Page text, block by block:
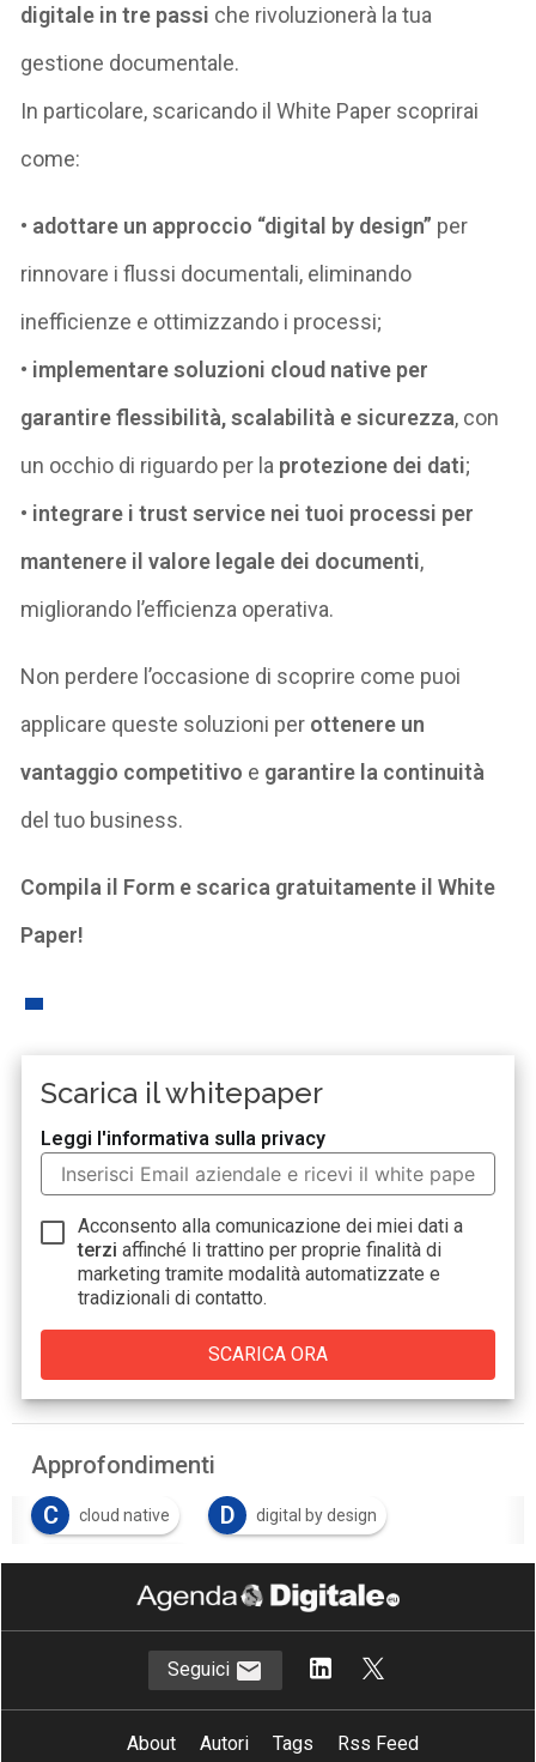
digitale in tre passi che rivoluzionerà la tua
gestione documentale.
In particolare, scaricando il White Paper scoprirai
come:
• adottare un approccio “digital by design” per
rinnovare i flussi documentali, eliminando
inefficienze e ottimizzando i processi;
• implementare soluzioni cloud native per
garantire flessibilità, scalabilità e sicurezza, con
un occhio di riguardo per la protezione dei dati;
• integrare i trust service nei tuoi processi per
mantenere il valore legale dei documenti,
migliorando l’efficienza operativa.
Non perdere l’occasione di scoprire come puoi
applicare queste soluzioni per ottenere un
vantaggio competitivo e garantire la continuità
del tuo business.
Compila il Form e scarica gratuitamente il White
Paper!
Scarica il whitepaper
Leggi l'informativa sulla privacy
Acconsento alla comunicazione dei miei dati a
terzi affinché li trattino per proprie finalità di
marketing tramite modalità automatizzate e
tradizionali di contatto.
Approfondimenti
C
cloud native D digital by design
T Trust Services
Seguici
About Autori Tags
Rss Feed